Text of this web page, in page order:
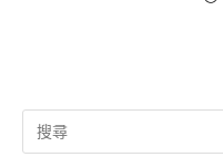
Search
for: